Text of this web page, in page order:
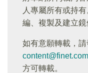
人專屬所有或持
編、複製及建立鏡
如有意願轉載，
方可轉載。